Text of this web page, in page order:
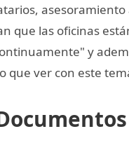
que las oficinas
y
que ver con este